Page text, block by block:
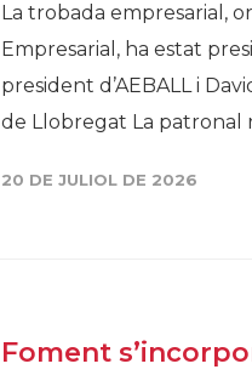
La trobada empresarial,
Empresarial, ha estat
president d’AEBALL i
de Llobregat La patronal
20 DE JULIOL DE 2026
Foment